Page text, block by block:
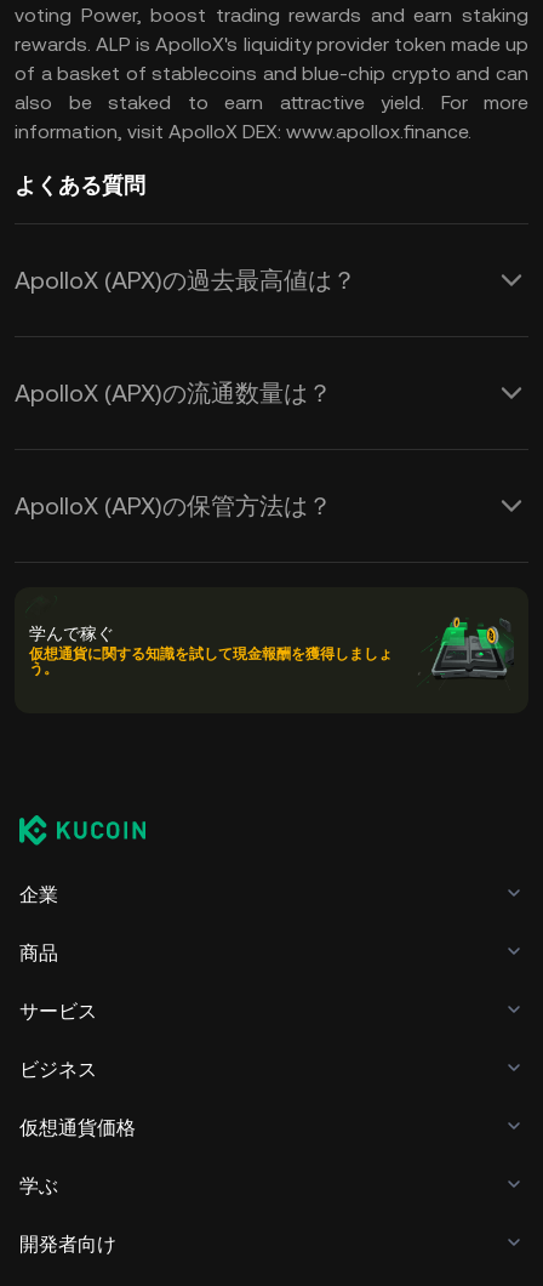
voting Power, boost trading rewards and earn staking
rewards. ALP is ApolloX's liquidity provider token made up
of a basket of stablecoins and blue-chip crypto and can
also be staked to earn attractive yield. For more
information, visit ApolloX DEX: www.apollox.finance.
よくある質問
ApolloX (APX)の過去最高値は？
ApolloX (APX)の流通数量は？
ApolloX (APX)の保管方法は？
学んで稼ぐ
仮想通貨に関する知識を試して現金報酬を獲得しましょ
う。
企業
商品
サービス
ビジネス
仮想通貨価格
学ぶ
開発者向け